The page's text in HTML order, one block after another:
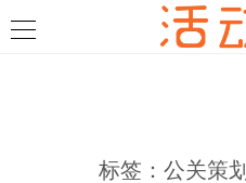
标签：公关策划